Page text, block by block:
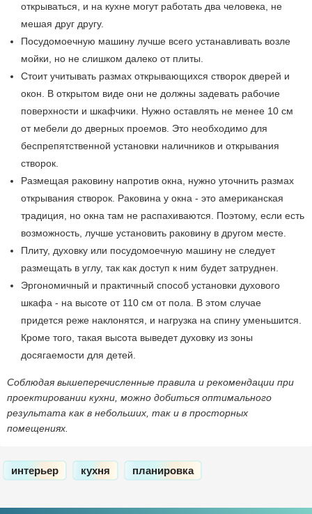
открываться, и на кухне могут работать два человека, не
мешая друг другу.
Посудомоечную машину лучше всего устанавливать возле
мойки, но не слишком далеко от плиты.
Стоит учитывать размах открывающихся створок дверей и
окон. В открытом виде они не должны задевать рабочие
поверхности и шкафчики. Нужно оставлять не менее 10 см
от мебели до дверных проемов. Это необходимо для
беспрепятственной установки наличников и открывания
створок.
Размещая раковину напротив окна, нужно уточнить размах
открывания створок. Раковина у окна - это американская
традиция, но окна там не распахиваются. Поэтому, если есть
возможность, лучше установить раковину в другом месте.
Плиту, духовку или посудомоечную машину не следует
размещать в углу, так как доступ к ним будет затруднен.
Эргономичный и практичный способ установки духового
шкафа - на высоте от 110 см от пола. В этом случае
придется реже наклонятся, и нагрузка на спину уменьшится.
Кроме того, такая высота выведет духовку из зоны
досягаемости для детей.
Соблюдая вышеперечисленные правила и рекомендации при
проектировании кухни, можно добиться оптимального
результата как в небольших, так и в просторных
помещениях.
интерьер кухня планировка